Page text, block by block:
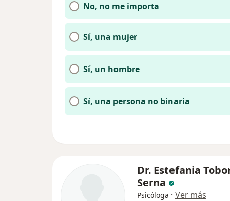
No, no me importa
Sí, una mujer
Sí, un hombre
Sí, una persona no binaria
Dr. Estefania
Serna
Psicóloga · Ver más